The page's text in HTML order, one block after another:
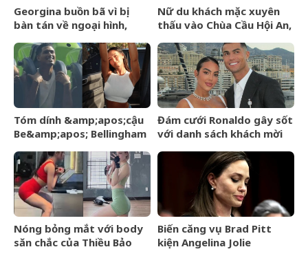
Georgina buồn bã vì bị
bàn tán về ngoại hình,
động khiến 4 triệu người
đồng tình
Nữ du khách mặc xuyên
thấu vào Chùa Cầu Hội An,
động gây chú ý
Tóm dính &amp;apos;cậu
Be&amp;apos; Bellingham
bạn gái người mẫu sexy,
cười tươi giữa dàn vệ sĩ
hộ tống
Đám cưới Ronaldo gây sốt
với danh sách khách mời
Nóng bỏng mắt với body
săn chắc của Thiều Bảo
Biến căng vụ Brad Pitt
kiện Angelina Jolie